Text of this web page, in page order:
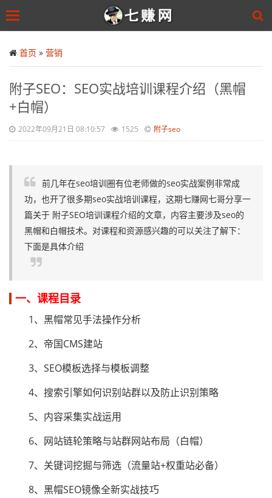
to
main
Toggle
首页 » 营销
附子SEO：SEO实战培训课程介绍（黑帽
+白帽）
2022年09月21日 08:10:57 1525 附子seo
前几年在seo培训圈有位老师做的seo实战案例非常成
功，也开了很多期seo实战培训课程，这期七赚网七哥分享一
篇关于 附子SEO培训课程介绍的文章，内容主要涉及seo的
黑帽和白帽技术。对课程和资源感兴趣的可以关注了解下：
下面是具体介绍
一、课程目录
1、黑帽常见手法操作分析
2、帝国CMS建站
3、SEO模板选择与模板调整
4、搜索引擎如何识别站群以及防止识别策略
5、内容采集实战运用
6、网站链轮策略与站群网站布局（白帽）
7、关键词挖掘与筛选（流量站+权重站必备）
8、黑帽SEO镜像全新实战技巧